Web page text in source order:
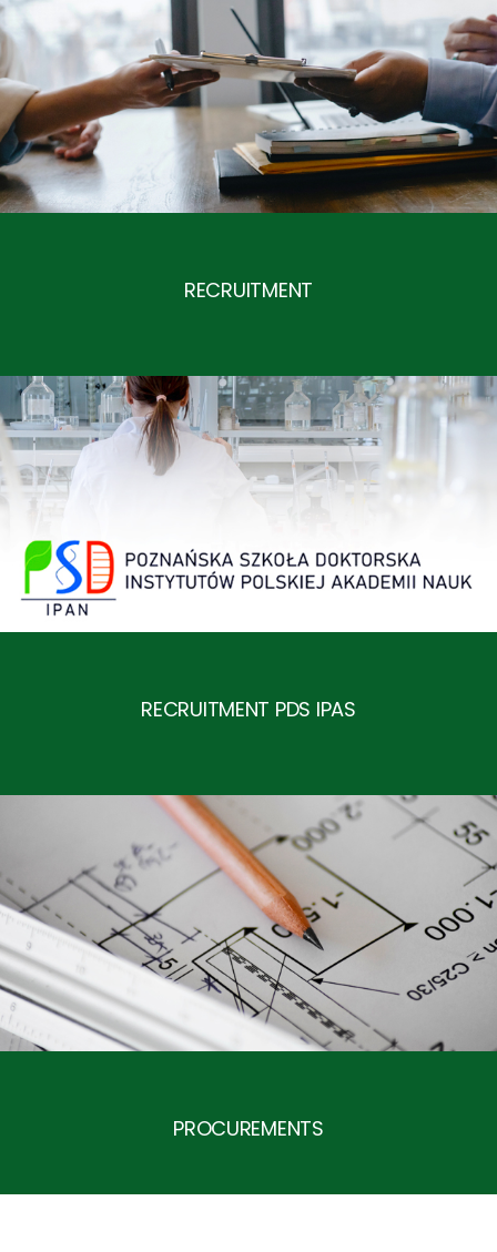
Nauk znalazło się w
Ministra Nauki i
młodych naukowców.
NEWS FROM ID PAN
Korea Arboreta and
22.06.2026
Leśne sady
20.05.2026
RECRUITMENT
RECRUITMENT PDS IPAS
PROCUREMENTS